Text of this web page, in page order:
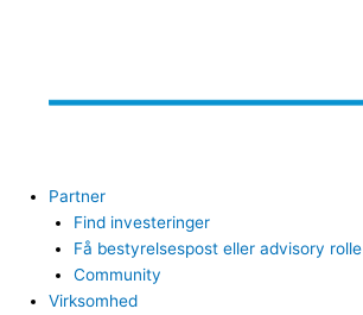
Partner
Find investeringer
Få bestyrelsespost eller advisory rolle
Community
Virksomhed